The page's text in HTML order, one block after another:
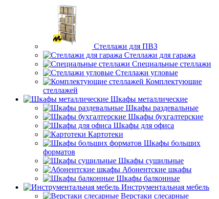
Стеллажи для ПВЗ
Стеллажи для гаража
Специальные стеллажи
Стеллажи угловые
Комплектующие
стеллажей
Шкафы металлические
Шкафы раздевальные
Шкафы бухгалтерские
Шкафы для офиса
Картотеки
Шкафы больших
форматов
Шкафы сушильные
Абонентские шкафы
Шкафы балконные
Инструментальная мебель
Верстаки слесарные